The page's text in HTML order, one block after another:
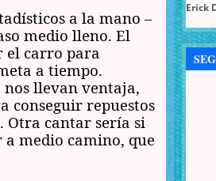
a la mano –
medio lleno. El
el carro para
a tiempo.
nos llevan ventaja,
conseguir repuestos
Otra cantar sería si
medio camino, que
Erick